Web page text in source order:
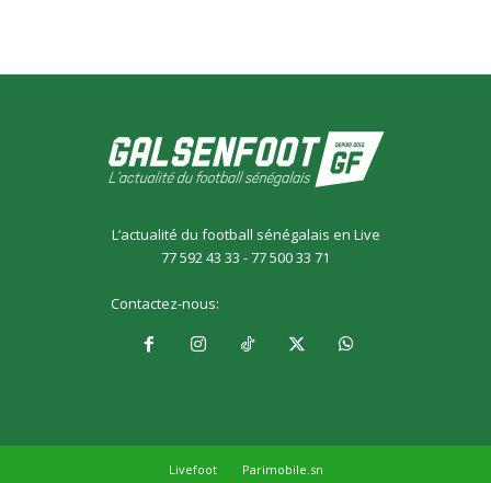
L’actualité du football sénégalais en Live
77 592 43 33 - 77 500 33 71
Contactez-nous:
Livefoot Parimobile.sn